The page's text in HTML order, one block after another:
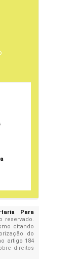
Para
reservado.
citando
do
artigo 184
direitos